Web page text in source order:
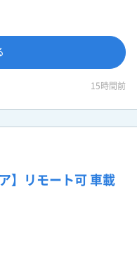
15時間前
】リモート可 車載